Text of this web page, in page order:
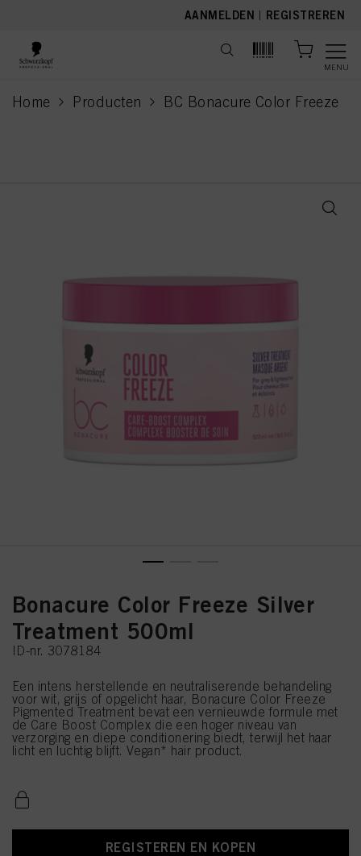
AANMELDEN | REGISTREREN
MENU
Home Producten BC Bonacure Color Freeze
current page
Bonacure Color Freeze Silver
Treatment 500ml
ID-nr. 3078184
Een intens herstellende en neutraliserende behandeling
voor wit, grijs of opgelicht haar, Bonacure Color Freeze
Pigmented Treatment bevat een vernieuwde formule met
de Care Boost Complex die een hoger niveau van
verzorging en diepe conditionering biedt, terwijl het haar
licht en luchtig blijft. Vegan* hair product.
REGISTEREN EN KOPEN